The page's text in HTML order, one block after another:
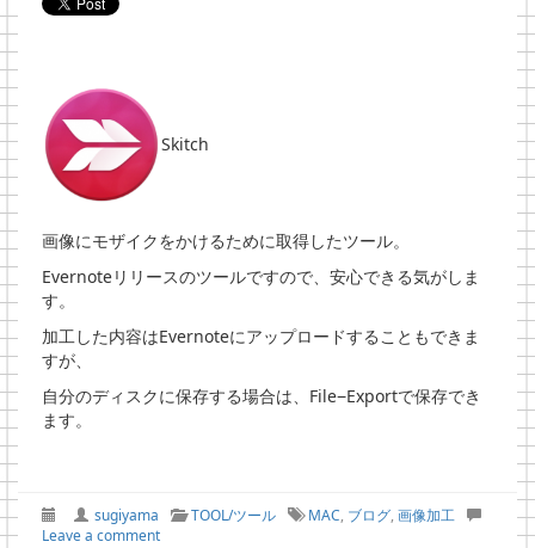
Skitch
画像にモザイクをかけるために取得したツール。
Evernoteリリースのツールですので、安心できる気がしま
す。
加工した内容はEvernoteにアップロードすることもできま
すが、
自分のディスクに保存する場合は、File−Exportで保存でき
ます。
sugiyama TOOL/ツール MAC, ブログ, 画像加工
Leave a comment